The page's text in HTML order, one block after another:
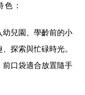
：
兒園、學齡前的小
探索與忙碌時光。
口袋適合放置隨手